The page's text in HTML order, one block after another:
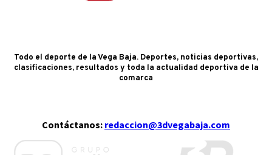
Todo el deporte de la Vega Baja. Deportes, noticias deportivas,
clasificaciones, resultados y toda la actualidad deportiva de la
comarca
Contáctanos: redaccion@3dvegabaja.com